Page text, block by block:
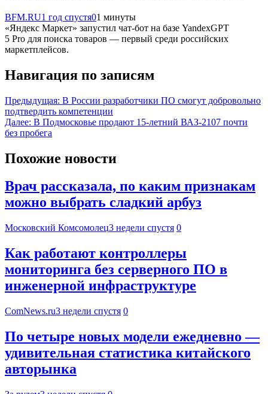
BFM.RU1 год спустя01 минуты
«Яндекс Маркет» запустил чат-бот на базе YandexGPT
5 Pro для поиска товаров — первый среди российских
маркетплейсов.
Навигация по записям
Предыдущая: В России разработчики ПО смогут добровольно
подтвердить компетенции
Далее: В Подмосковье продают 15-летний ВАЗ-2107 почти
без пробега
Похожие новости
Врач рассказала, по каким признакам
можно выбрать сладкий арбуз
Московский Комсомолец3 недели спустя 0
Как работают контроллеры
мониторинга без серверного ПО в
инженерной инфраструктуре
ComNews.ru3 недели спустя 0
По четыре новых модели ежедневно —
удивительная статистика китайского
авторынка